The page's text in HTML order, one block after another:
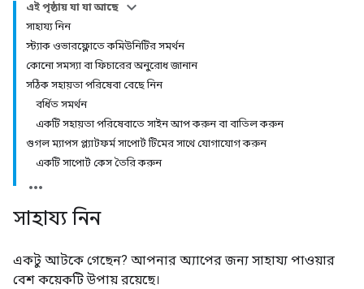
এই পৃষ্ঠায় যা যা আছে
সাহায্য নিন
স্ট্যাক ওভারফ্লোতে কমিউনিটির সমর্থন
কোনো সমস্যা বা ফিচারের অনুরোধ জানান
সঠিক সহায়তা পরিষেবা বেছে নিন
বর্ধিত সমর্থন
একটি সহায়তা পরিষেবাতে সাইন আপ করুন বা বাতিল করুন
গুগল ম্যাপস প্ল্যাটফর্ম সাপোর্ট টিমের সাথে যোগাযোগ করুন
একটি সাপোর্ট কেস তৈরি করুন
সাহায্য নিন
একটু আটকে গেছেন? আপনার অ্যাপের জন্য সাহায্য পাওয়ার
বেশ কয়েকটি উপায় রয়েছে।